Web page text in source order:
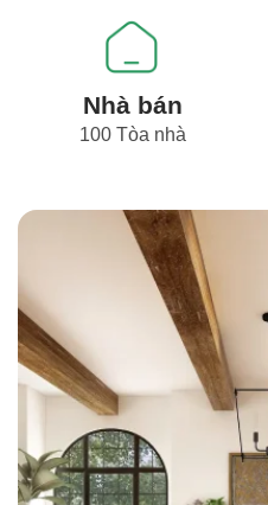
Nhà bán
100 Tòa nhà